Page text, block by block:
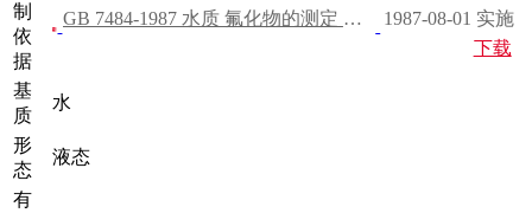
制
依
据
GB 7484-1987 水质 氟化物的测定 离子选择电极法
1987-08-01 实施
下载
基
质
水
形
态
液态
有